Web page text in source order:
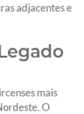
adjacentes e
mais
O